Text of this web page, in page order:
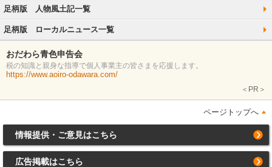
足柄版 人物風土記一覧
足柄版 ローカルニュース一覧
おだわら青色申告会
税の知識と親身な指導で個人事業主の皆さまを応援します。
https://www.aoiro-odawara.com/
＜PR＞
ページトップへ
情報提供・ご意見はこちら
広告掲載はこちら